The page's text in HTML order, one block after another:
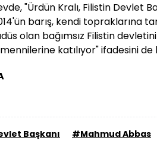
"Ürdün Kralı, Filistin Devlet
barış, kendi topraklarına
olan bağımsız Filistin
katılıyor" ifadesini de
Başkanı #Mahmud Abbas